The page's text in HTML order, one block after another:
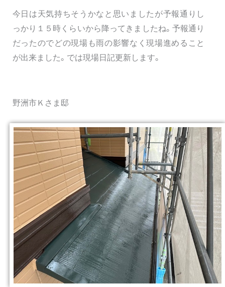
今日は天気持ちそうかなと思いましたが予報通りし
っかり１５時くらいから降ってきましたね。予報通り
だったのでどの現場も雨の影響なく現場進めること
が出来ました。では現場日記更新します。
野洲市Ｋさま邸